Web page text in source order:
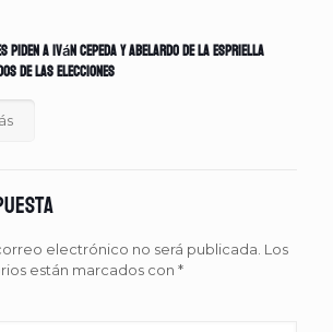
piden a Iván Cepeda y Abelardo de la Espriella
de las elecciones
electrónico no será publicada. Los
están marcados con *